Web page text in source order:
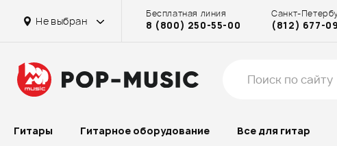
Не выбран
Бесплатная линия
8 (800) 250-55-00
Санкт-
(812) 677-
Гитары Гитарное оборудование Все для гитар